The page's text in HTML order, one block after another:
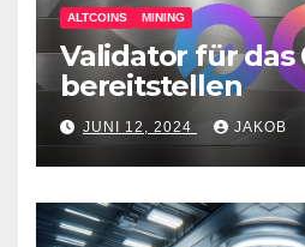
ALTCOINS MINING
Validator für das
bereitstellen
JUNI 12, 2024 JAKOB